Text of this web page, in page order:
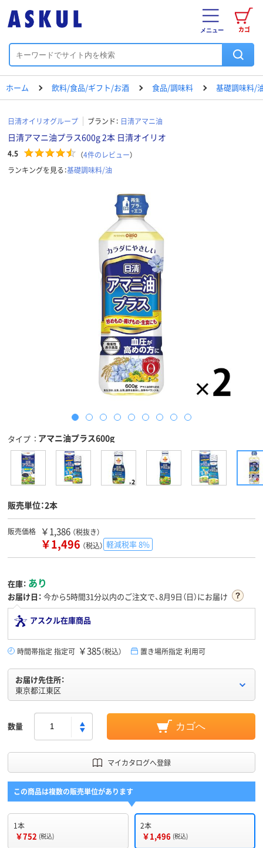
カゴ
メニュー
ホーム 飲料/食品/ギフト/お酒 食品/調味料 基礎調味料/
日清オイリオグループ ブランド： 日清アマニ油
日清アマニ油プラス600g 2本 日清オイリオ
4.5 （4件のレビュー）
ランキングを見る：基礎調味料/油
タイプ アマニ油プラス600g
販売単位：2本
販売価格 ￥1,386 （税抜き）
￥1,496 （税込） 軽減税率 8%
在庫： あり
お届け日： 今から5時間31分以内のご注文で、8月9日（日）にお届け
アスクル在庫商品
時間帯指定 指定可 ￥385（税込） 置き場所指定 利用可
お届け先住所：
東京都江東区
数量 カゴへ
マイカタログへ登録
この商品は複数の販売単位があります
1本
￥752 (税込)
2本
￥1,496 (税込)